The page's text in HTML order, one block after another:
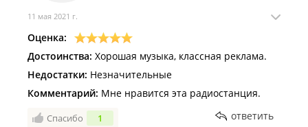
11 мая 2021 г.
Оценка:
Достоинства: Хорошая музыка, классная реклама.
Недостатки: Незначительные
Комментарий: Мне нравится эта радиостанция.
Спасибо 1 ответить